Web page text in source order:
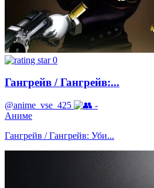
0
Гангрейв / Гангрейв:...
@anime_vse_425
-
Аниме
Гангрейв / Гангрейв: Уби...